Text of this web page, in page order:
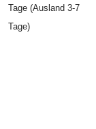
Tage (Ausland 3-7
Tage)